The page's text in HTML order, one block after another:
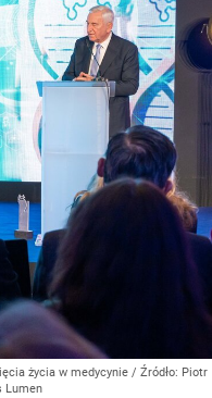
życia w medycynie / Źródło: Piotr
Lumen